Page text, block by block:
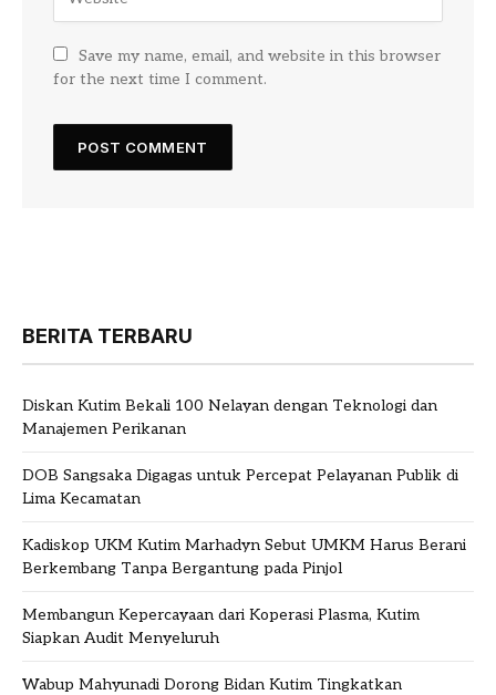
Save my name, email, and website in this browser
for the next time I comment.
BERITA TERBARU
Diskan Kutim Bekali 100 Nelayan dengan Teknologi dan
Manajemen Perikanan
DOB Sangsaka Digagas untuk Percepat Pelayanan Publik di
Lima Kecamatan
Kadiskop UKM Kutim Marhadyn Sebut UMKM Harus Berani
Berkembang Tanpa Bergantung pada Pinjol
Membangun Kepercayaan dari Koperasi Plasma, Kutim
Siapkan Audit Menyeluruh
Wabup Mahyunadi Dorong Bidan Kutim Tingkatkan